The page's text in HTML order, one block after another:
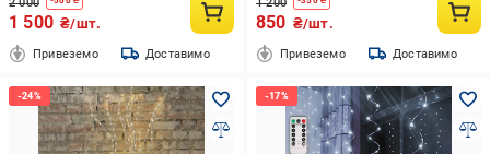
1 500 ₴/шт.
Привеземо Доставимо
850 ₴/шт.
Привеземо Доставимо